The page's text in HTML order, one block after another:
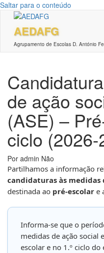
Saltar para o conteúdo
AEDAFG
Agrupamento de Escolas D. António
de ação
(ASE) –
ciclo (2026-
Por admin Não
Partilhamos a informação
candidaturas às medidas
destinada ao pré-escolar e
Informa-se que o
medidas de ação social
escolar e no 1.º ciclo